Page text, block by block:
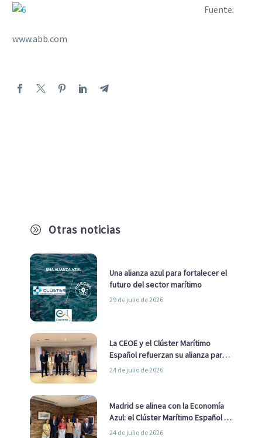
A Otras noticias
Una alianza azul para fortalecer el
futuro del sector marítimo
29 de julio de 2026
La CEOE y el Clúster Marítimo
Español refuerzan su alianza para
impulsar una estrategia Nacional
24 de julio de 2026
Madrid se alinea con la Economía
Azul: el Clúster Marítimo Español y
la Real Liga Naval avanzan alianzas
24 de julio de 2026
Fuente:
www.abb.com